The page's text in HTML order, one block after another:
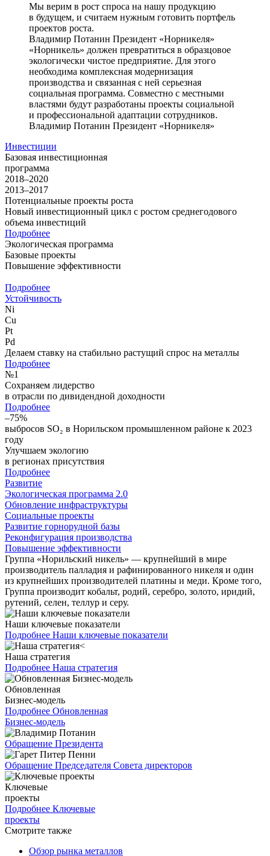
Мы верим в рост спроса на нашу продукцию
в будущем, и считаем нужным готовить портфель
проектов роста.
Владимир Потанин Президент «Норникеля»
«Норникель» должен превратиться в образцовое
экологически чистое предприятие. Для этого
необходима комплексная модернизация
производства и связанная с ней серьезная
социальная программа. Совместно с местными
властями будут разработаны проекты социальной
и профессиональной адаптации сотрудников.
Владимир Потанин Президент «Норникеля»
Инвестиции
Базовая инвестиционная
программа
2018–2020
2013–2017
Потенциальные проекты роста
Новый инвестиционный цикл с ростом среднегодового
объема инвестиций
Подробнее
Экологическая программа
Базовые проекты
Повышение эффективности
Подробнее
Устойчивость
Ni
Cu
Pt
Pd
Делаем ставку на стабильно растущий спрос на металлы
Подробнее
№1
Сохраняем лидерство
в отрасли по дивидендной доходности
Подробнее
–75%
выбросов SO₂ в Норильском промышленном районе к 2023
году
Улучшаем экологию
в регионах присутствия
Подробнее
Развитие
Экологическая программа 2.0
Обновление инфраструктуры
Социальные проекты
Развитие горнорудной базы
Реконфигурация производства
Повышение эффективности
Группа «Норильский никель» — крупнейший в мире
производитель палладия и рафинированного никеля и один
из крупнейших производителей платины и меди. Кроме того,
Группа производит кобальт, родий, серебро, золото, иридий,
рутений, селен, теллур и серу.
Наши ключевые показатели
Подробнее Наши ключевые показатели
Наша стратегия
Подробнее Наша стратегия
Обновленная
Бизнес-модель
Подробнее Обновленная
Бизнес-модель
Обращение Президента
Обращение Председателя Совета директоров
Ключевые
проекты
Подробнее Ключевые
проекты
Смотрите также
Обзор рынка металлов